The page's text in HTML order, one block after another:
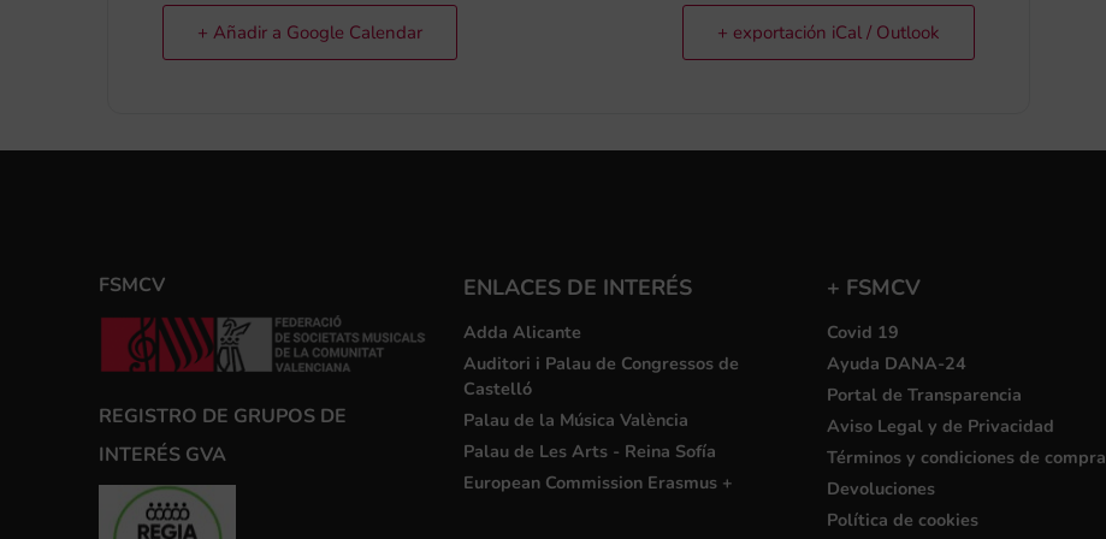
+ Añadir a Google Calendar + exportación iCal / Outlook
FSMCV
REGISTRO DE GRUPOS DE
INTERÉS GVA
ENLACES DE INTERÉS
Adda Alicante
Auditori i Palau de Congressos de
Castelló
Palau de la Música València
Palau de Les Arts - Reina Sofía
European Commission Erasmus +
+ FSMCV
Covid 19
Ayuda DANA-24
Portal de Transparencia
Aviso Legal y de Privacidad
Términos y condiciones de compra
Devoluciones
Política de cookies